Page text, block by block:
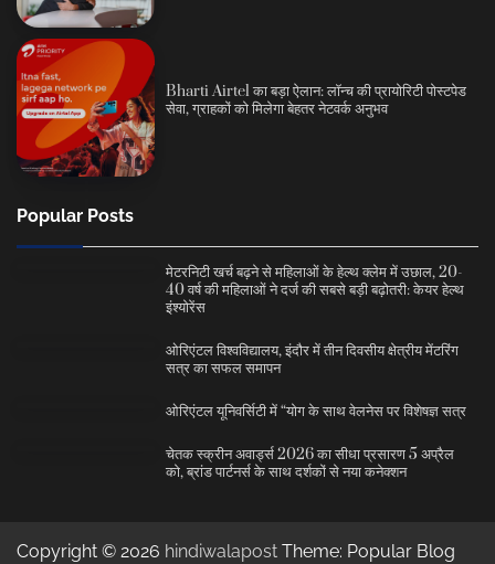
Bharti Airtel का बड़ा ऐलान: लॉन्च की प्रायोरिटी पोस्टपेड
सेवा, ग्राहकों को मिलेगा बेहतर नेटवर्क अनुभव
Popular Posts
मेटरनिटी खर्च बढ़ने से महिलाओं के हेल्थ क्लेम में उछाल, 20-
40 वर्ष की महिलाओं ने दर्ज की सबसे बड़ी बढ़ोतरी: केयर हेल्थ
इंश्योरेंस
ओरिएंटल विश्वविद्यालय, इंदौर में तीन दिवसीय क्षेत्रीय मेंटरिंग
सत्र का सफल समापन
ओरिएंटल यूनिवर्सिटी में “योग के साथ वेलनेस पर विशेषज्ञ सत्र
चेतक स्क्रीन अवार्ड्स 2026 का सीधा प्रसारण 5 अप्रैल
को, ब्रांड पार्टनर्स के साथ दर्शकों से नया कनेक्शन
Copyright © 2026 hindiwalapost Theme: Popular Blog